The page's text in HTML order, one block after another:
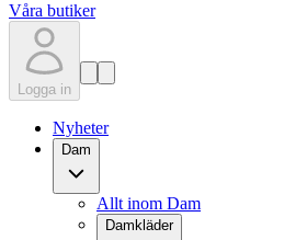
Våra butiker
Logga in
Nyheter
Dam
Allt inom Dam
Damkläder